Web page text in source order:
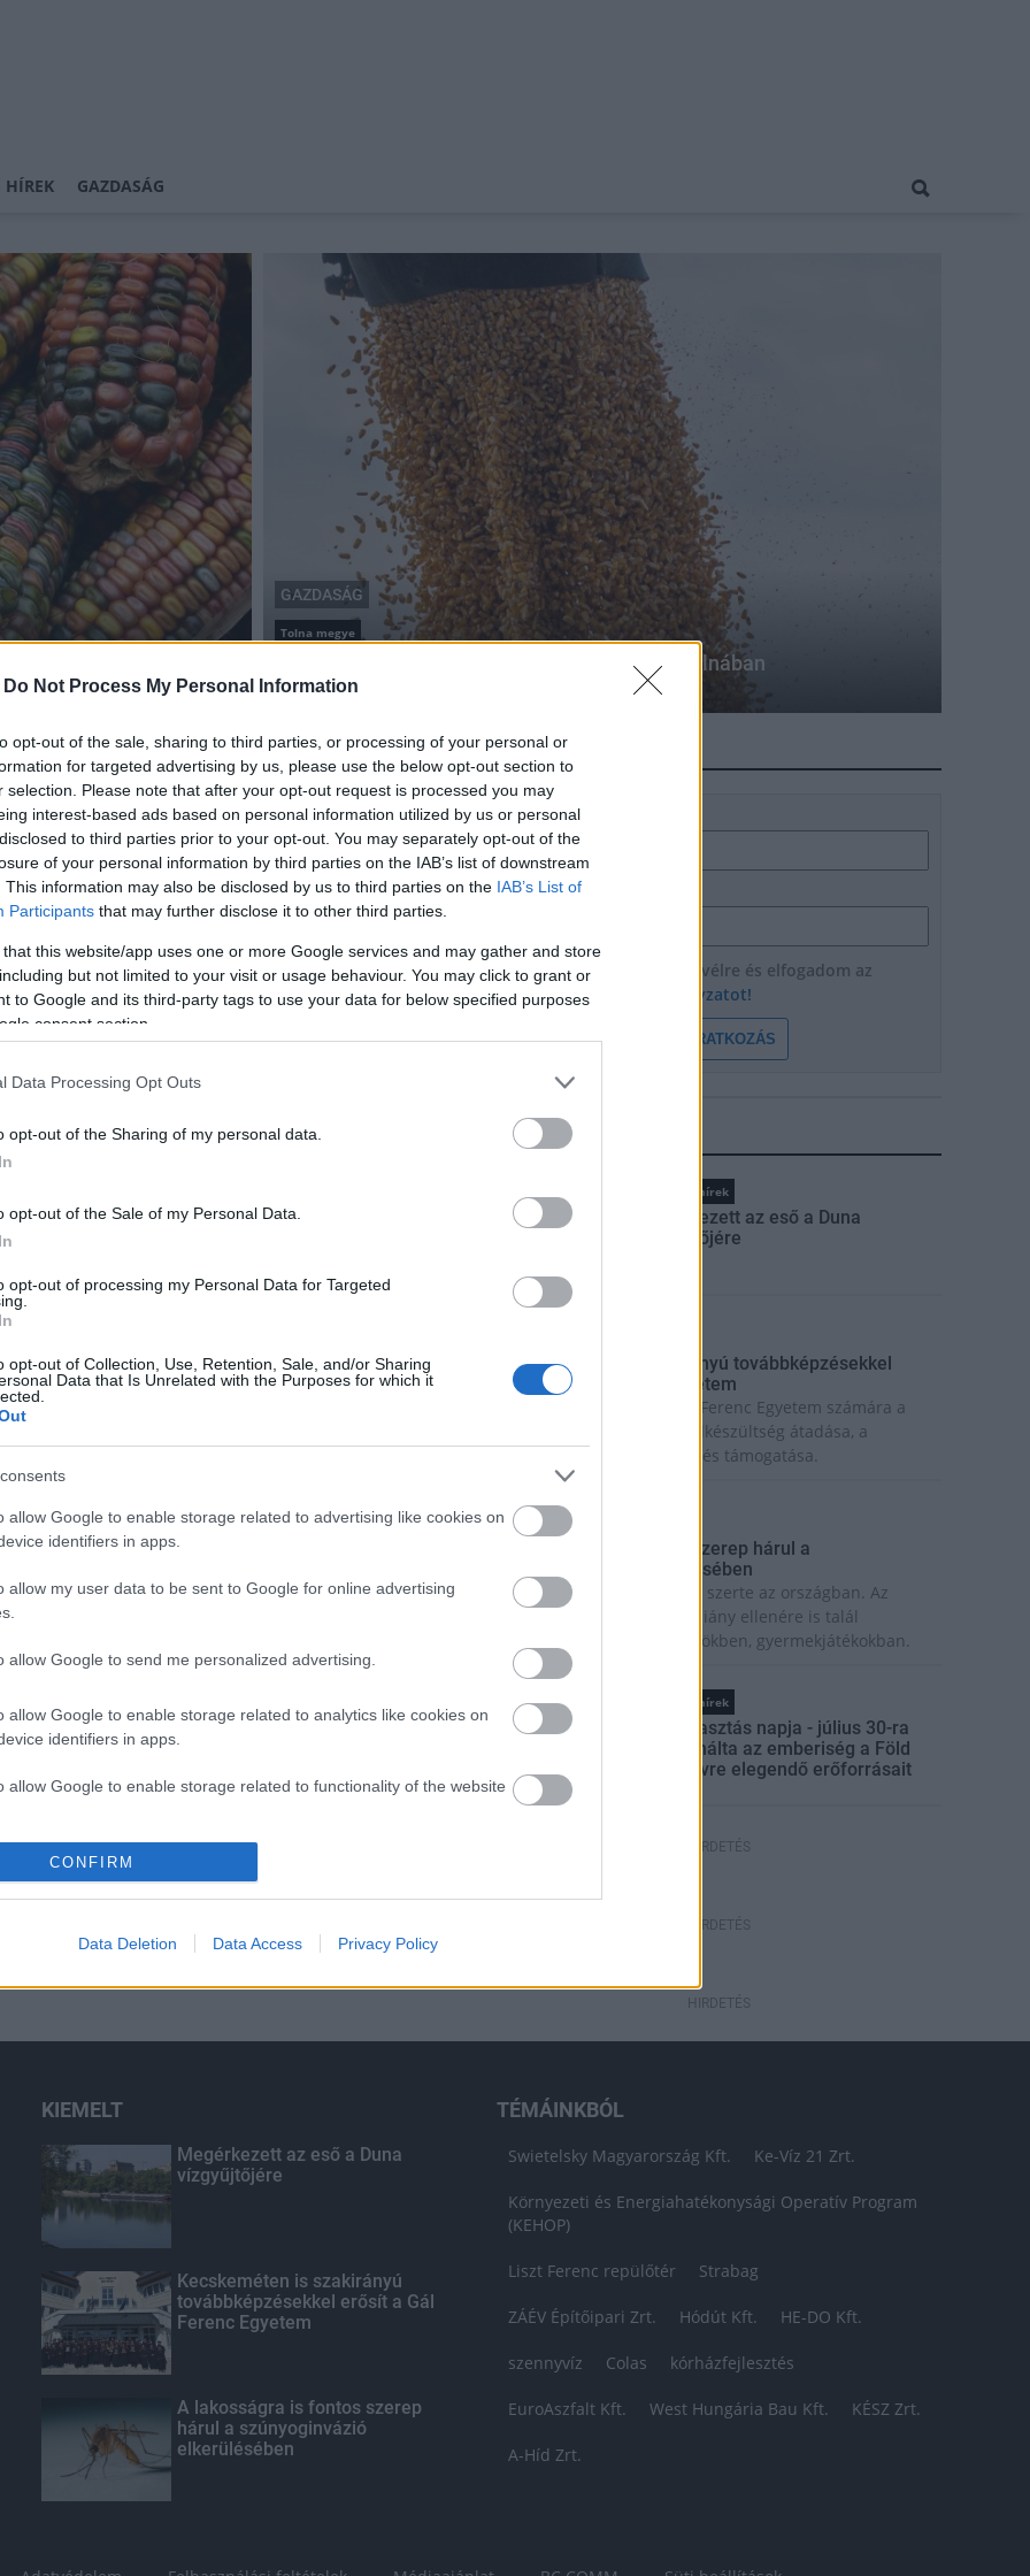
Do Not Process My Personal Information
opt-out of the sale, sharing to third parties, or processing of your personal or
for targeted advertising by us, please use the below opt-out section to
selection. Please note that after your opt-out request is processed you may
interest-based ads based on personal information utilized by us or personal
to third parties prior to your opt-out. You may separately opt-out of the
of your personal information by third parties on the IAB’s list of downstream
This information may also be disclosed by us to third parties on the IAB’s List of
Participants that may further disclose it to other third parties.
that this website/app uses one or more Google services and may gather and store
but not limited to your visit or usage behaviour. You may click to grant or
to Google and its third-party tags to use your data for below specified purposes
consent section.
Data Processing Opt Outs
opt-out of the Sharing of my personal data.
opt-out of the Sale of my Personal Data.
opt-out of processing my Personal Data for Targeted
opt-out of Collection, Use, Retention, Sale, and/or Sharing
Data that Is Unrelated with the Purposes for which it
allow Google to enable storage related to advertising like cookies on
identifiers in apps.
allow my user data to be sent to Google for online advertising
allow Google to send me personalized advertising.
allow Google to enable storage related to analytics like cookies on
identifiers in apps.
allow Google to enable storage related to functionality of the website
allow Google to enable storage related to personalization.
functionality and fraud prevention, and other user protection.
CONFIRM
Data Deletion Data Access Privacy Policy
HÍREK GAZDASÁG
Tolnában
GAZDASÁG
Tolna megye
Kilenc tonna feletti a kukorica termésátlaga Tolnában
2018.11.03
Bőven jut exportra a tolnai gabonából
2017.09.12
Az átlaghoz képest több étkezési őszi búza termett az
Baranyából jelentették.
Úgy tűnik, ismét Tolna megyében lesz a
A tavalyit meghaladó, közel hat és fél tonnás az őszi
idén.
HÍRLEVÉL
Név
E-mail cím
Feliratkozom a hírlevélre és elfogadom az
adatvédelmi szabályzatot!
FELIRATKOZÁS
LEGFRISSEBB
Országos hírek
Megérkezett az eső a Duna
vízgyűjtőjére
Kecskeméten is szakirányú továbbképzésekkel
erősít a Gál Ferenc Egyetem
Kiemelt fontosságú a Gál Ferenc Egyetem számára a
jövőbe mutató szakmai felkészültség átadása, a
folyamatos szakmai fejlődés támogatása.
Országos hírek
A lakosságra is fontos szerep hárul a
szúnyoginvázió elkerülésében
Folytatódik a szúnyogírtás szerte az országban. Az
ázsiai tigrisszúnyog a vízhiány ellenére is talál
szaporodási helyet a vödrökben, gyermekjátékokban.
Országos hírek
Túlfogyasztás napja - július 30-ra
felhasználta az emberiség a Föld
egész évre elegendő erőforrásait
HIRDETÉS
HIRDETÉS
HIRDETÉS
KIEMELT
Megérkezett az eső a Duna
vízgyűjtőjére
Kecskeméten is szakirányú
továbbképzésekkel erősít a Gál
Ferenc Egyetem
A lakosságra is fontos szerep
hárul a szúnyoginvázió
elkerülésében
TÉMÁINKBÓL
Swietelsky Magyarország Kft. Ke-Víz 21 Zrt.
Környezeti és Energiahatékonysági Operatív Program
(KEHOP)
Liszt Ferenc repülőtér Strabag
ZÁÉV Építőipari Zrt. Hódút Kft. HE-DO Kft.
szennyvíz Colas kórházfejlesztés
EuroAszfalt Kft. West Hungária Bau Kft. KÉSZ Zrt.
A-Híd Zrt.